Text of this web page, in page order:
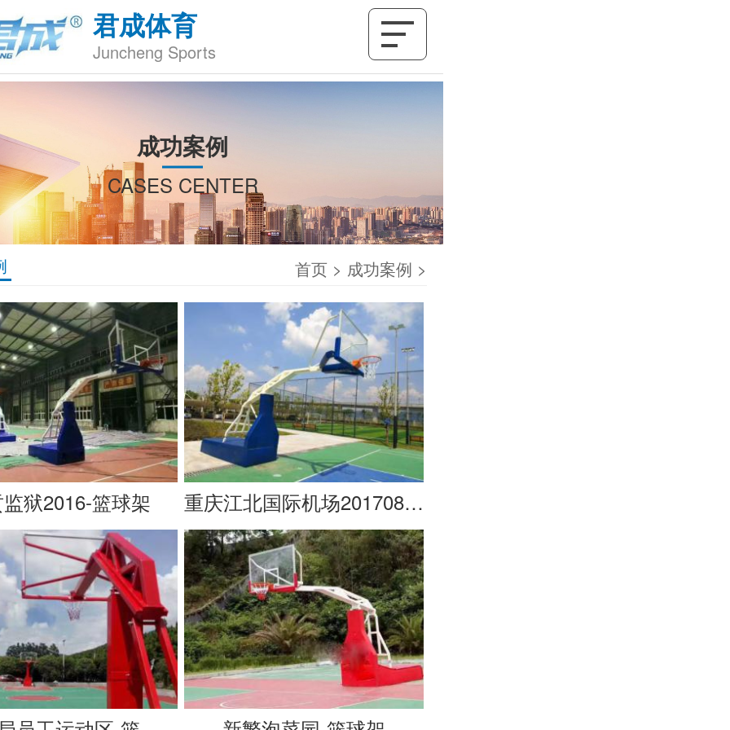
君成体育
Juncheng Sports
成功案例
CASES CENTER
首页 > 成功案例 >
狱2016-篮球架 重庆江北国际机场20170806-篮球架